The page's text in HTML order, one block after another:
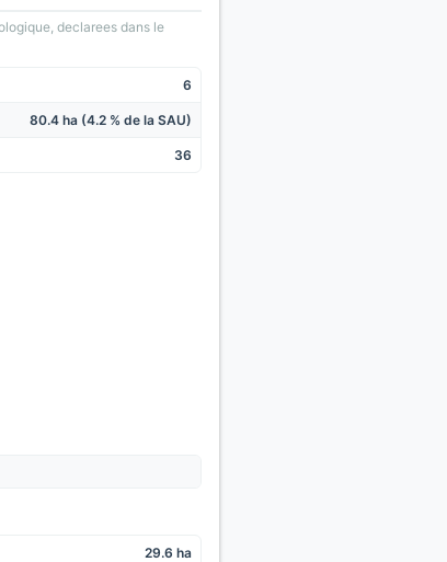
declarees dans le
6
80.4 ha (4.2 % de la SAU)
36
29.6 ha